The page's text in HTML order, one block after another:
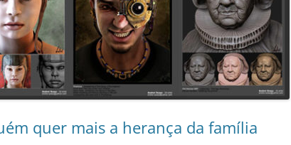
quer mais a herança da família